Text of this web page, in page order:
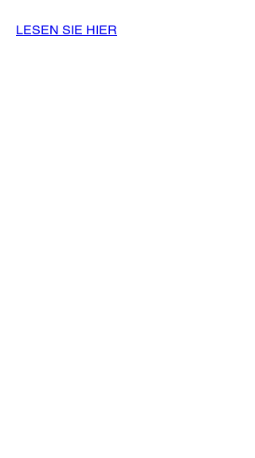
LESEN SIE HIER